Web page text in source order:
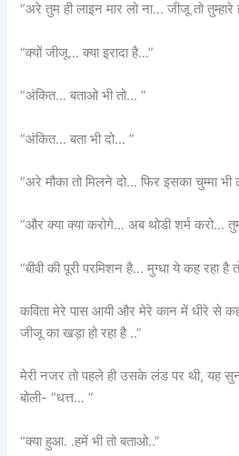
“अरे तुम ही लाइन मार लो ना… जीजू तो तुम्हारे
“क्यों जीजू… क्या इरादा है…”
“अंकित… बताओ भी तो… ”
“अंकित… बता भी दो… ”
“अरे मौका तो मिलने दो… फिर इसका चुम्मा
“और क्या क्या करोगे… अब थोडी शर्म करो…
“बीवी की पूरी परमिशन है… मुग्धा ये कह रहा है
कविता मेरे पास आयी और मेरे कान में धीरे से
जीजू का खड़ा हो रहा है ..”
मेरी नजर तो पहले ही उसके लंड पर थी, यह
बोली- “धत्त… ”
“क्या हुआ. .हमें भी तो बताओ..”